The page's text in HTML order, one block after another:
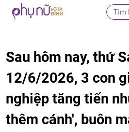
Sau hôm nay, thứ
12/6/2026, 3 con
nghiệp tăng tiến
thêm cánh', buôn